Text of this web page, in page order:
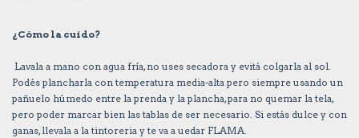
¿Cómo la cuido?
Lavala a mano con agua fría, no uses secadora y evitá colgarla al sol.
Podés plancharla con temperatura media-alta pero siempre usando un
pañuelo húmedo entre la prenda y la plancha, para no quemar la tela,
pero poder marcar bien las tablas de ser necesario. Si estás dulce y con
ganas, llevala a la tintoreria y te va a uedar FLAMA.